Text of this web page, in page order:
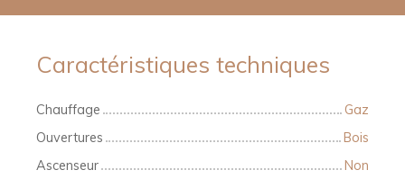
Caractéristiques techniques
Chauffage
Gaz
Ouvertures
Bois
Ascenseur
Non